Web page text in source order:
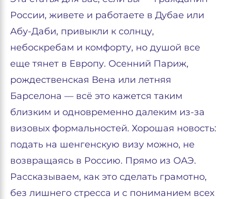
России, живете и работаете в Дубае или
Абу-Даби, привыкли к солнцу,
небоскребам и комфорту, но душой все
еще тянет в Европу. Осенний Париж,
рождественская Вена или летняя
Барселона — всё это кажется таким
близким и одновременно далеким из-за
визовых формальностей. Хорошая новость:
подать на шенгенскую визу можно, не
возвращаясь в Россию. Прямо из ОАЭ.
Рассказываем, как это сделать грамотно,
без лишнего стресса и с пониманием всех